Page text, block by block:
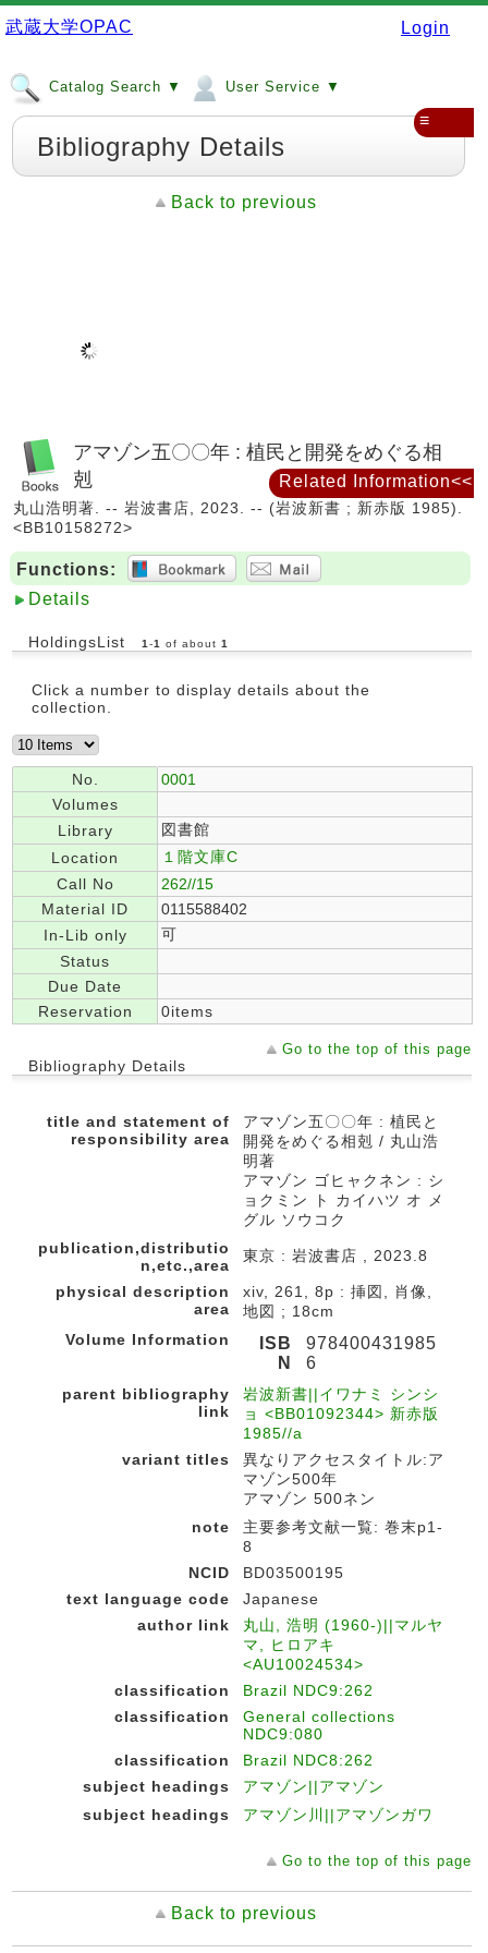
武蔵大学OPAC Login
Catalog Search ▼ User Service ▼
≡
Bibliography Details
Back to previous
アマゾン五〇〇年 : 植民と開発をめぐる相
剋
丸山浩明著. -- 岩波書店, 2023. -- (岩波新書 ; 新赤版 1985).
<BB10158272>
Functions:
Details
HoldingsList 1 -1 of about 1
Click a number to display details about the
collection.
No.
0001
Volumes
Library
図書館
Location
１階文庫C
Call No
262//15
Material ID
0115588402
In-Lib only
可
Status
Due Date
Reservation
0items
Go to the top of this page
Bibliography Details
title and statement of
responsibility area
アマゾン五〇〇年 : 植民と
開発をめぐる相剋 / 丸山浩
明著
アマゾン ゴヒャクネン : シ
ョクミン ト カイハツ オ メ
グル ソウコク
publication,distributio
n,etc.,area
東京 : 岩波書店 , 2023.8
physical description
area
xiv, 261, 8p : 挿図, 肖像,
地図 ; 18cm
Volume Information
ISB
N
978400431985
6
parent bibliography
link
岩波新書||イワナミ シンシ
ョ <BB01092344> 新赤版
1985//a
variant titles
異なりアクセスタイトル:ア
マゾン500年
アマゾン 500ネン
note
主要参考文献一覧: 巻末p1-
8
NCID
BD03500195
text language code
Japanese
author link
丸山, 浩明 (1960-)||マルヤ
マ, ヒロアキ
<AU10024534>
classification
Brazil NDC9:262
classification
General collections
NDC9:080
classification
Brazil NDC8:262
subject headings
アマゾン||アマゾン
subject headings
アマゾン川||アマゾンガワ
Go to the top of this page
Back to previous
Related Information<<